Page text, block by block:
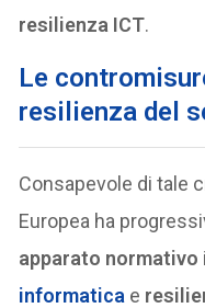
resilienza ICT.
Le
resilienza del
Consapevole di tale
Europea ha
apparato normativo
informatica e